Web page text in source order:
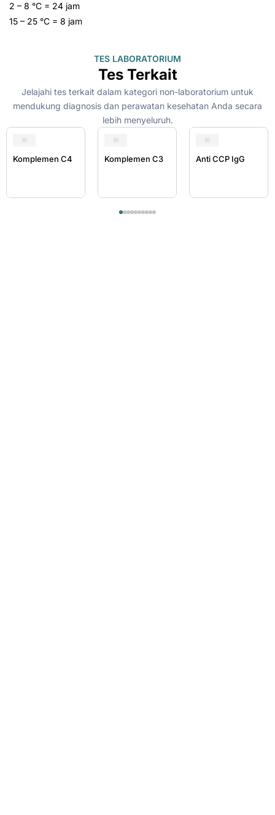
2 – 8 °C = 24 jam
15 – 25 °C = 8 jam
TES LABORATORIUM
Tes Terkait
Jelajahi tes terkait dalam kategori non-laboratorium untuk
mendukung diagnosis dan perawatan kesehatan Anda secara
lebih menyeluruh.
Komplemen C4 Komplemen C3 Anti CCP IgG